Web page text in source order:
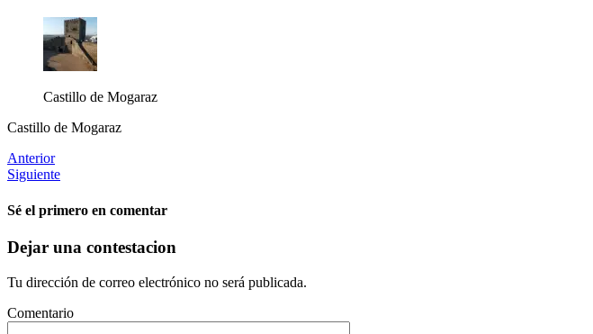
Castillo de Mogaraz
Castillo de Mogaraz
Anterior
Siguiente
Sé el primero en comentar
Dejar una contestacion
Tu dirección de correo electrónico no será publicada.
Comentario